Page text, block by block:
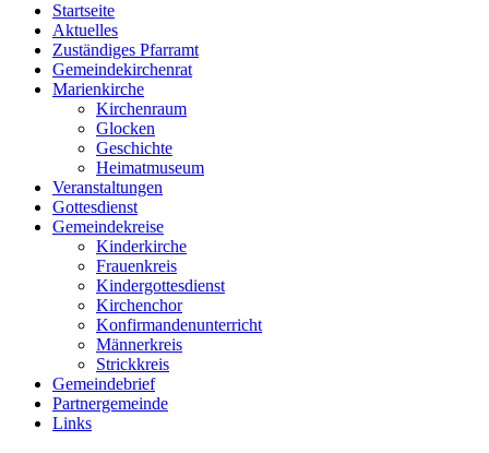
Startseite
Aktuelles
Zuständiges Pfarramt
Gemeindekirchenrat
Marienkirche
Kirchenraum
Glocken
Geschichte
Heimatmuseum
Veranstaltungen
Gottesdienst
Gemeindekreise
Kinderkirche
Frauenkreis
Kindergottesdienst
Kirchenchor
Konfirmandenunterricht
Männerkreis
Strickkreis
Gemeindebrief
Partnergemeinde
Links